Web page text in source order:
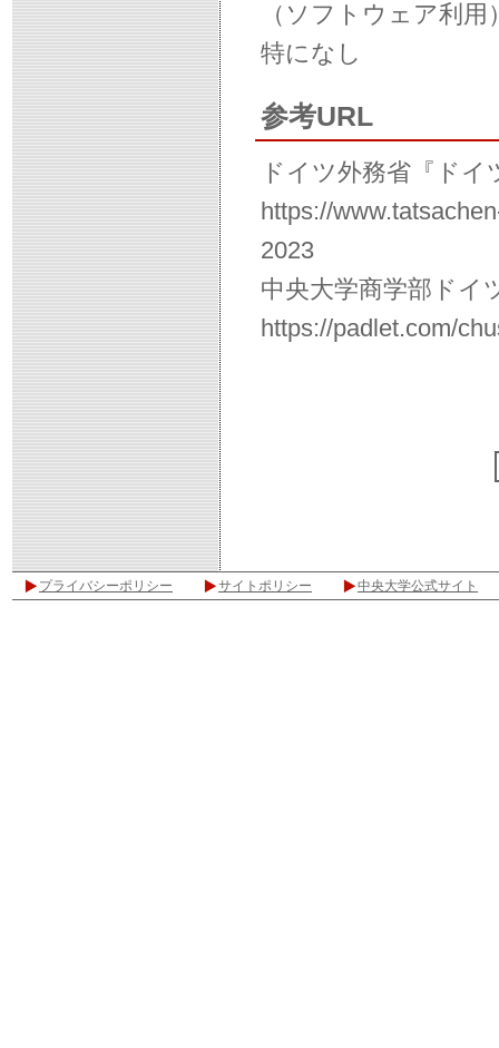
（ソフトウェア利用
特になし
参考URL
ドイツ外務省『ドイ
https://
2023
中央大学商学部ドイ
https://padlet.com/
プライバシーポリシー サイトポリシー 中央大学公式サイト